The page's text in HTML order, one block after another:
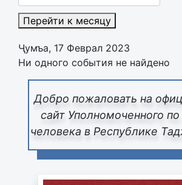
Добро пожаловать на
сайт Уполномоченного
человека в Республике
Перейти к месяцу
Ҷумъа, 17 Феврал 2023
Ни одного события не найдено